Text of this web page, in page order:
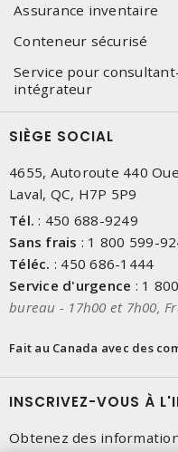
Assurance inventaire
Conteneur sécurisé
Service pour
intégrateur
SIÈGE SOCIAL
4655, Autoroute 440
Laval, QC, H7P 5P9
Tél. : 450 688-9249
Sans frais : 1 800 599-
Téléc. : 450 686-1444
Service d'urgence : 1
bureau - 17h00 et 7h00,
Fait au Canada avec des
INSCRIVEZ-VOUS À
Obtenez des